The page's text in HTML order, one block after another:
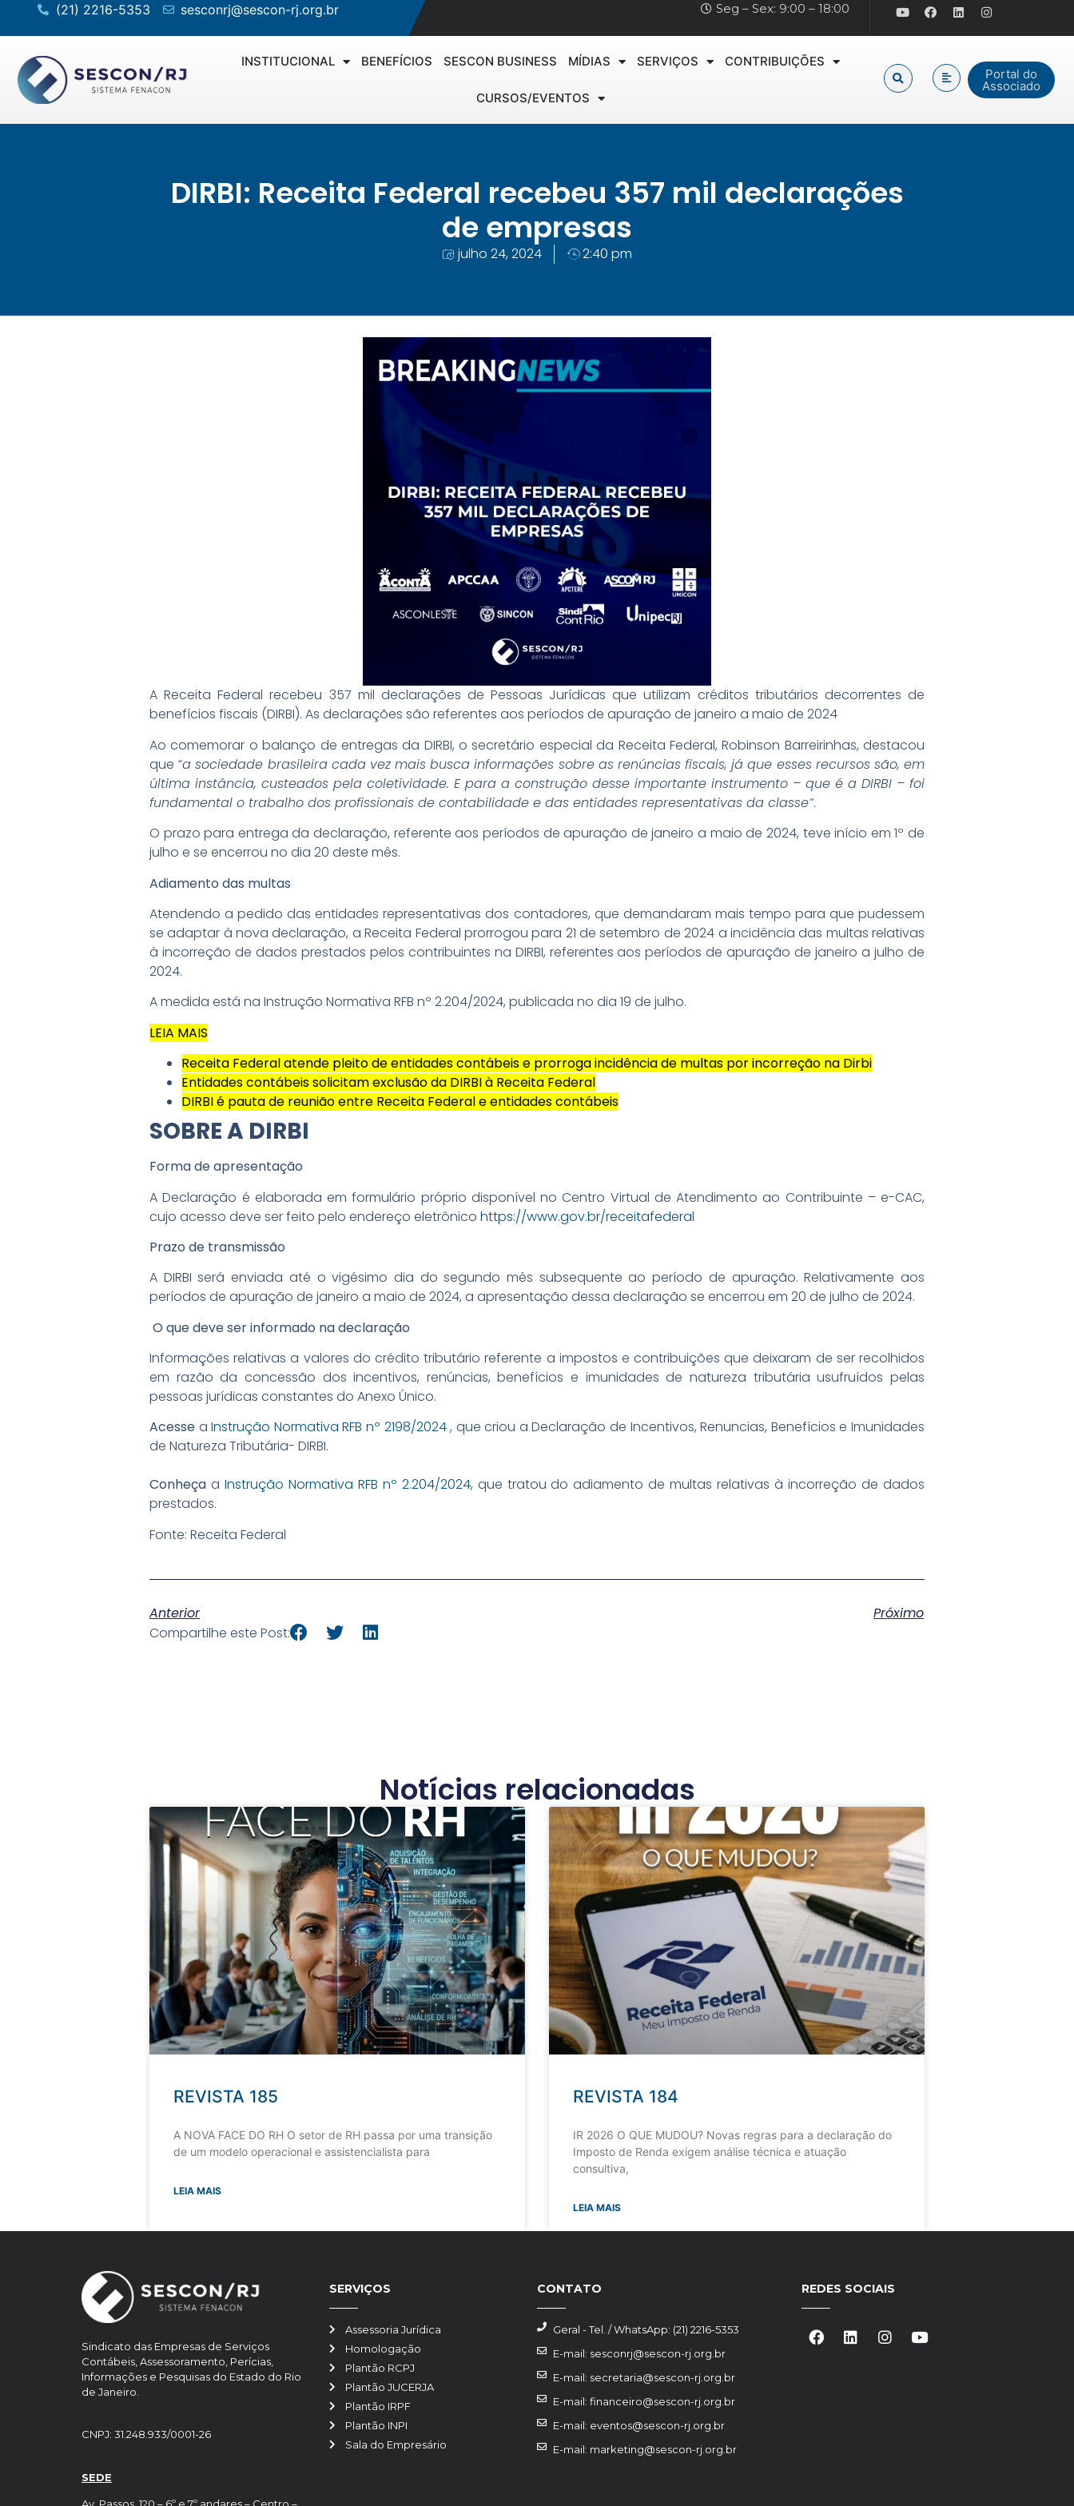
(21) 2216-5353 sesconrj@sescon-rj.org.br Seg – Sex: 9:00 – 18:00
INSTITUCIONAL BENEFÍCIOS SESCON BUSINESS MÍDIAS SERVIÇOS CONTRIBUIÇÕES
CURSOS/EVENTOS
Portal do
Associado
DIRBI: Receita Federal recebeu 357 mil declarações
de empresas
julho 24, 2024 2:40 pm
A Receita Federal recebeu 357 mil declarações de Pessoas Jurídicas que utilizam créditos tributários decorrentes de
benefícios fiscais (DIRBI). As declarações são referentes aos períodos de apuração de janeiro a maio de 2024
Ao comemorar o balanço de entregas da DIRBI, o secretário especial da Receita Federal, Robinson Barreirinhas, destacou
que “a sociedade brasileira cada vez mais busca informações sobre as renúncias fiscais, já que esses recursos são, em
última instância, custeados pela coletividade. E para a construção desse importante instrumento – que é a DIRBI – foi
fundamental o trabalho dos profissionais de contabilidade e das entidades representativas da classe”.
O prazo para entrega da declaração, referente aos períodos de apuração de janeiro a maio de 2024, teve início em 1º de
julho e se encerrou no dia 20 deste mês.
Adiamento das multas
Atendendo a pedido das entidades representativas dos contadores, que demandaram mais tempo para que pudessem
se adaptar à nova declaração, a Receita Federal prorrogou para 21 de setembro de 2024 a incidência das multas relativas
à incorreção de dados prestados pelos contribuintes na DIRBI, referentes aos períodos de apuração de janeiro a julho de
2024.
A medida está na Instrução Normativa RFB nº 2.204/2024, publicada no dia 19 de julho.
LEIA MAIS
Receita Federal atende pleito de entidades contábeis e prorroga incidência de multas por incorreção na Dirbi
Entidades contábeis solicitam exclusão da DIRBI à Receita Federal
DIRBI é pauta de reunião entre Receita Federal e entidades contábeis
SOBRE A DIRBI
Forma de apresentação
A Declaração é elaborada em formulário próprio disponível no Centro Virtual de Atendimento ao Contribuinte – e-CAC,
cujo acesso deve ser feito pelo endereço eletrônico https://www.gov.br/receitafederal
Prazo de transmissão
A DIRBI será enviada até o vigésimo dia do segundo mês subsequente ao período de apuração. Relativamente aos
períodos de apuração de janeiro a maio de 2024, a apresentação dessa declaração se encerrou em 20 de julho de 2024.
O que deve ser informado na declaração
Informações relativas a valores do crédito tributário referente a impostos e contribuições que deixaram de ser recolhidos
em razão da concessão dos incentivos, renúncias, benefícios e imunidades de natureza tributária usufruídos pelas
pessoas jurídicas constantes do Anexo Único.
Acesse aInstrução Normativa RFB nº 2198/2024, que criou a Declaração de Incentivos, Renuncias, Benefícios e Imunidades
de Natureza Tributária- DIRBI.
Conheça a Instrução Normativa RFB nº 2.204/2024, que tratou do adiamento de multas relativas à incorreção de dados
prestados.
Fonte: Receita Federal
Anterior
Próximo
Compartilhe este Post:
Notícias relacionadas
REVISTA 185
A NOVA FACE DO RH O setor de RH passa por uma transição
de um modelo operacional e assistencialista para
LEIA MAIS
REVISTA 184
IR 2026 O QUE MUDOU? Novas regras para a declaração do
Imposto de Renda exigem análise técnica e atuação
consultiva,
LEIA MAIS
Sindicato das Empresas de Serviços
Contábeis, Assessoramento, Perícias,
Informações e Pesquisas do Estado do Rio
de Janeiro.
CNPJ: 31.248.933/0001-26
SEDE
SERVIÇOS
Assessoria Jurídica
Homologação
Plantão RCPJ
Plantão JUCERJA
Plantão IRPF
Plantão INPI
Sala do Empresário
CONTATO
Geral - Tel. / WhatsApp: (21) 2216-5353
E-mail: sesconrj@sescon-rj.org.br
E-mail: secretaria@sescon-rj.org.br
E-mail: financeiro@sescon-rj.org.br
E-mail: eventos@sescon-rj.org.br
E-mail: marketing@sescon-rj.org.br
REDES SOCIAIS